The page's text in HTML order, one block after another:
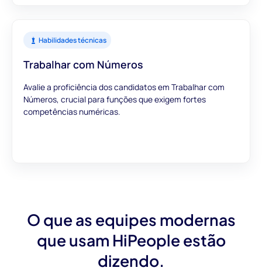
Habilidades técnicas
Trabalhar com Números
Avalie a proficiência dos candidatos em Trabalhar com
Números, crucial para funções que exigem fortes
competências numéricas.
O que as equipes modernas
que usam HiPeople estão
dizendo.